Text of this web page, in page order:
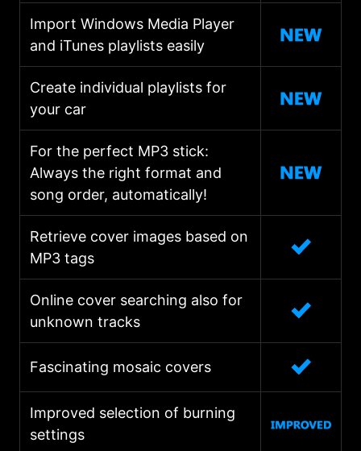
Import Windows Media Player
and iTunes playlists easily
Create individual playlists for
your car
For the perfect MP3 stick:
Always the right format and
song order, automatically!
Retrieve cover images based on
MP3 tags
Online cover searching also for
unknown tracks
Fascinating mosaic covers
Improved selection of burning
settings